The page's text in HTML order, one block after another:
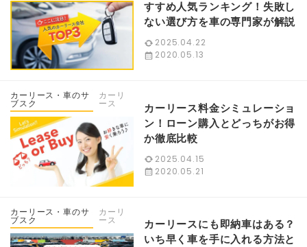
すすめ人気ランキング！失敗し
ない選び方を車の専門家が解説
2025.04.22
2020.05.13
カーリース・車のサ
ブスク
カーリ
ース
カーリース料金シミュレーショ
ン！ローン購入とどっちがお得
か徹底比較
2025.04.15
2020.05.21
カーリース・車のサ
ブスク
カーリ
ース
カーリースにも即納車はある？
いち早く車を手に入れる方法と